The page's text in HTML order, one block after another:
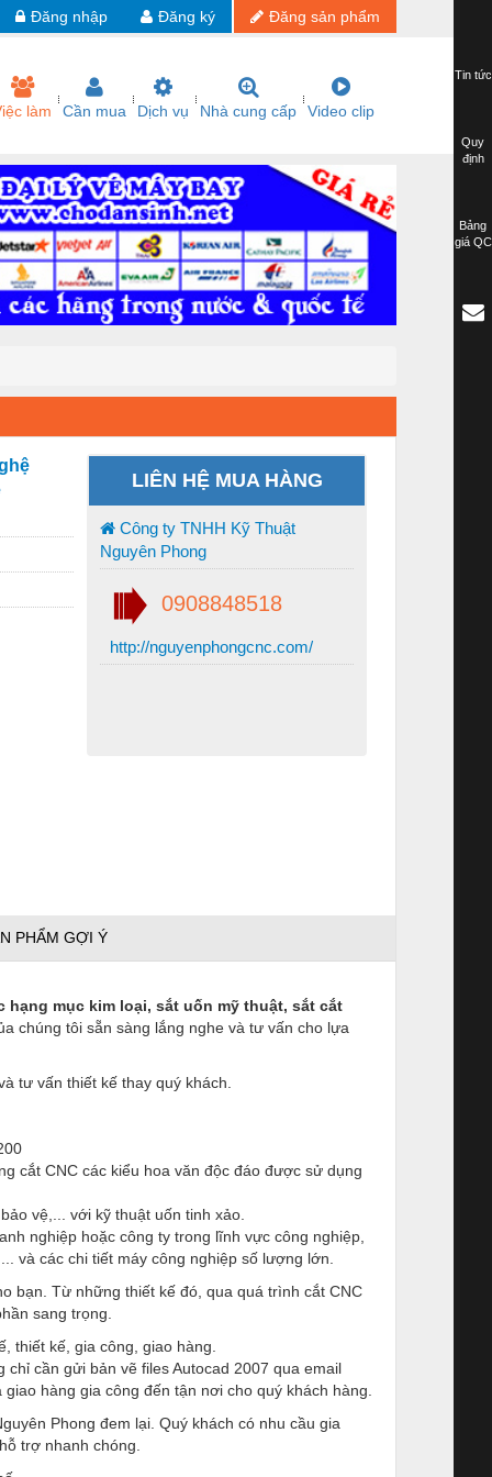
Đăng sản phẩm
Đăng ký
Đăng nhập
làm Cần mua Dịch vụ Nhà cung cấp Video clip
LIÊN HỆ MUA HÀNG
Công ty TNHH Kỹ Thuật
Nguyên Phong
0908848518
http://nguyenphongcnc.com/
PHẨM GỢI Ý
hạng mục kim loại, sắt uốn mỹ thuật, sắt cắt
chúng tôi sẵn sàng lắng nghe và tư vấn cho lựa
tư vấn thiết kế thay quý khách.
cắt CNC các kiểu hoa văn độc đáo được sử dụng
vệ,... với kỹ thuật uốn tinh xảo.
nghiệp hoặc công ty trong lĩnh vực công nghiệp,
và các chi tiết máy công nghiệp số lượng lớn.
bạn. Từ những thiết kế đó, qua quá trình cắt CNC
sang trọng.
thiết kế, gia công, giao hàng.
cần gửi bản vẽ files Autocad 2007 qua email
hàng gia công đến tận nơi cho quý khách hàng.
Phong đem lại. Quý khách có nhu cầu gia
trợ nhanh chóng.
Tin tức
Quy
định
Bảng
giá QC